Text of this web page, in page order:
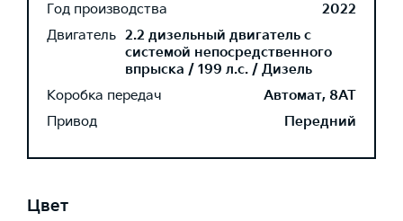
Год производства
2022
Двигатель 2.2 дизельный двигатель с
системой непосредственного
впрыска / 199 л.с. / Дизель
Коробка передач
Автомат, 8AT
Привод
Передний
Цвет